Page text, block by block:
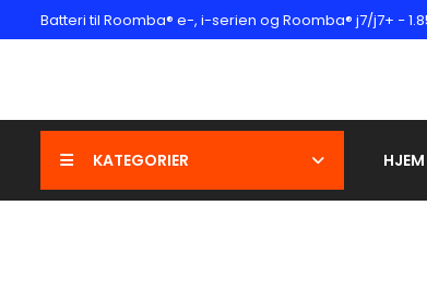
Batteri til Roomba® e-, i-serien og Roomba® j7/j7+ −
KATEGORIER HJEM